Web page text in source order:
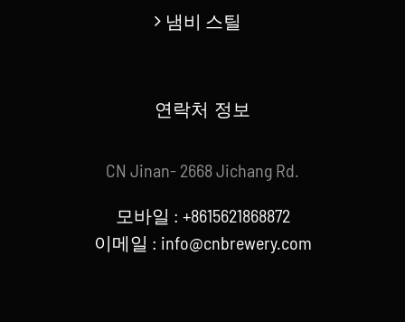
냄비 스틸
연락처 정보
CN Jinan- 2668 Jichang Rd.
모바일 : +8615621868872
이메일 : info@cnbrewery.com